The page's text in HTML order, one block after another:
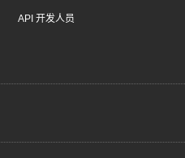
API 开发人员